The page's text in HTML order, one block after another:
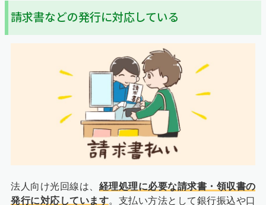
請求書などの発行に対応している
法人向け光回線は、 経理処理に必要な請求書・領収書の
発行に対応しています。支払い方法として銀行振込や口